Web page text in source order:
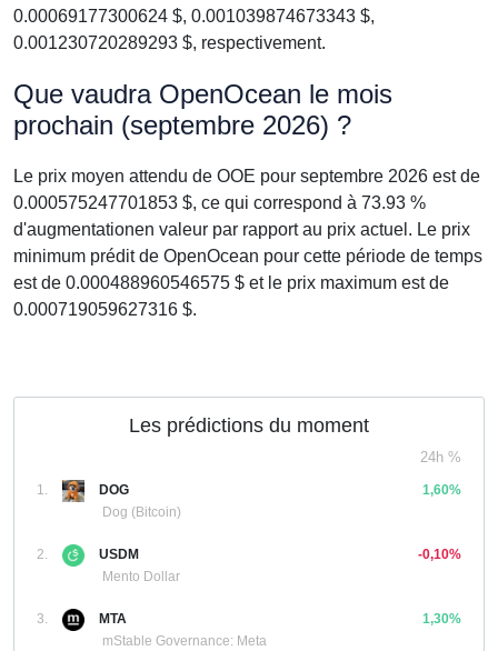
0.00069177300624 $, 0.001039874673343 $,
0.001230720289293 $, respectivement.
Que vaudra OpenOcean le mois
prochain (septembre 2026) ?
Le prix moyen attendu de OOE pour septembre 2026 est de
0.000575247701853 $, ce qui correspond à 73.93 %
d'augmentationen valeur par rapport au prix actuel. Le prix
minimum prédit de OpenOcean pour cette période de temps
est de 0.000488960546575 $ et le prix maximum est de
0.000719059627316 $.
Les prédictions du moment
24h %
1.
DOG
Dog (Bitcoin)
1,60%
2.
USDM
Mento Dollar
-0,10%
3.
MTA
mStable Governance: Meta
1,30%